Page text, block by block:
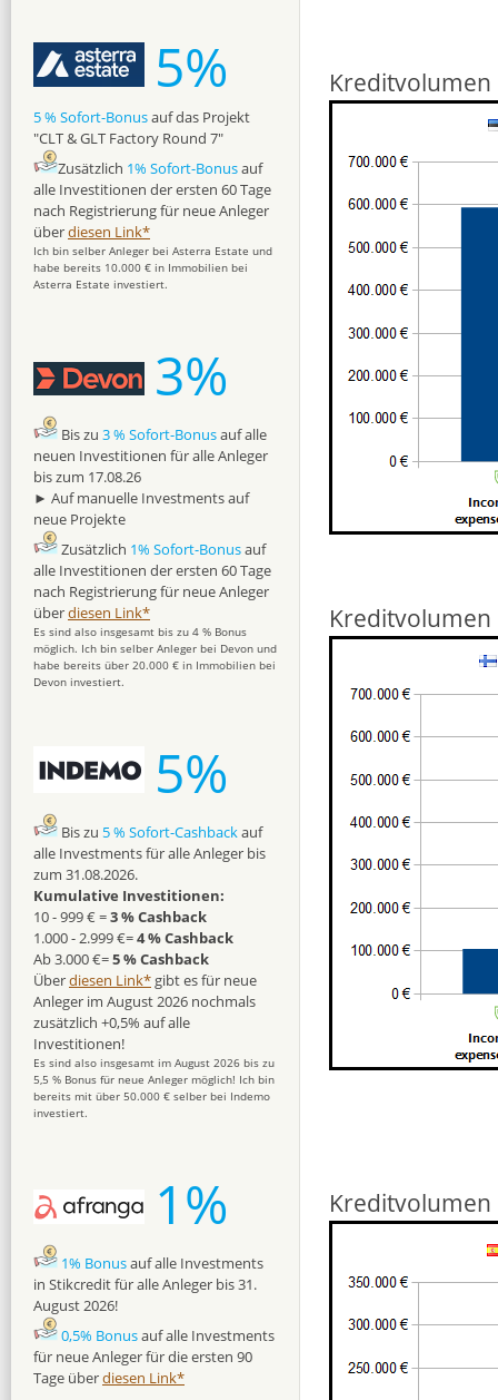
Kreditvolumen
Kreditvolumen
Kreditvolumen
5%
5 % Sofort-Bonusauf das Projekt
"CLT & GLT Factory Round 7"
Zusätzlich 1% Sofort-Bonusauf
alle Investitionen der ersten 60 Tage
nach Registrierung für neue Anleger
überdiesen Link*
Ich bin selber Anleger bei Asterra Estate und
habe bereits 10.000 € in Immobilien bei
Asterra Estate investiert.
3%
Bis zu 3 % Sofort-Bonusauf alle
neuen Investitionen für alle Anleger
bis zum 17.08.26
► Auf manuelle Investments auf
neue Projekte
Zusätzlich 1% Sofort-Bonusauf
alle Investitionen der ersten 60 Tage
nach Registrierung für neue Anleger
überdiesen Link*
Es sind also insgesamt bis zu 4 % Bonus
möglich. Ich bin selber Anleger bei Devon und
habe bereits über 20.000 € in Immobilien bei
Devon investiert.
5%
Bis zu 5 % Sofort-Cashbackauf
alle Investments für alle Anleger bis
zum 31.08.2026.
Kumulative Investitionen:
10 - 999 € =3 % Cashback
1.000 - 2.999 €=4 % Cashback
Ab 3.000 €=5 % Cashback
Überdiesen Link* gibt es für neue
Anleger im August 2026 nochmals
zusätzlich +0,5% auf alle
Investitionen!
Es sind also insgesamt im August 2026 bis zu
5,5 % Bonus für neue Anleger möglich! Ich bin
bereits mit über 50.000 € selber bei Indemo
investiert.
1%
1% Bonusauf alle Investments
in Stikcredit für alle Anleger bis 31.
August 2026!
0,5% Bonusauf alle Investments
für neue Anleger für die ersten 90
Tage überdiesen Link*